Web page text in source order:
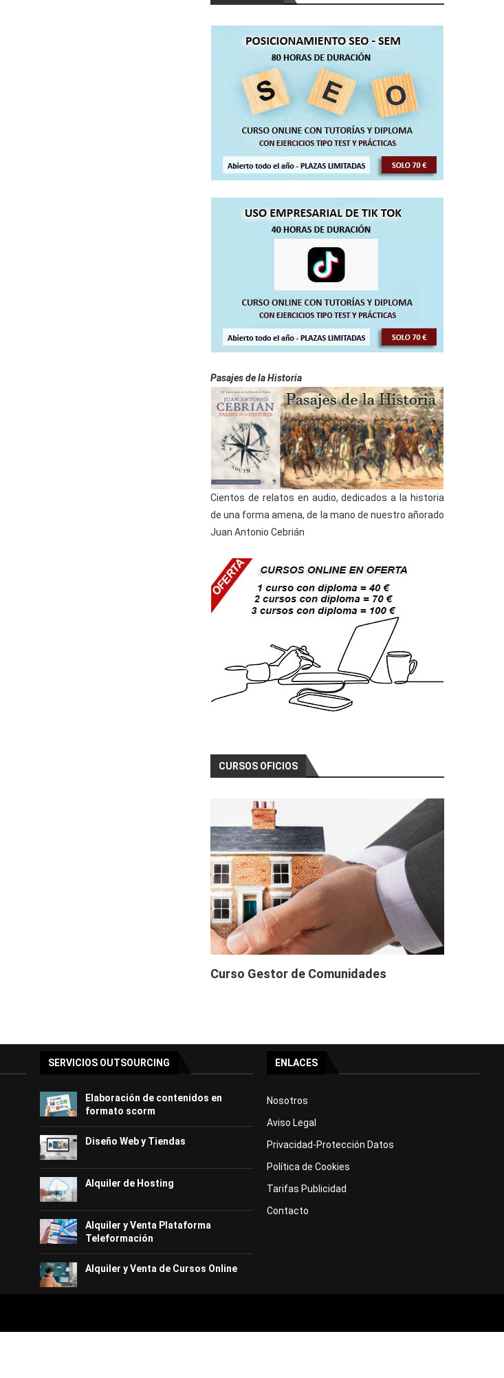
Pasajes de la Historia
Cientos de relatos en audio, dedicados a la historia
de una forma amena, de la mano de nuestro añorado
Juan Antonio Cebrián
CURSOS OFICIOS
Curso Gestor de Comunidades
SERVICIOS OUTSOURCING
Elaboración de contenidos en
formato scorm
Diseño Web y Tiendas
Alquiler de Hosting
Alquiler y Venta Plataforma
Teleformación
Alquiler y Venta de Cursos Online
ENLACES
Nosotros
Aviso Legal
Privacidad-Protección Datos
Política de Cookies
Tarifas Publicidad
Contacto